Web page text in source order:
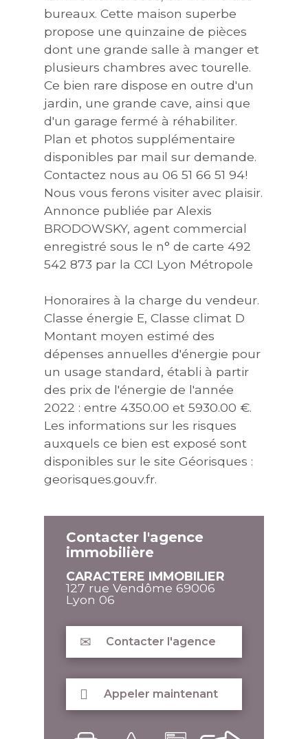
bureaux. Cette maison superbe
propose une quinzaine de pièces
dont une grande salle à manger et
plusieurs chambres avec tourelle.
Ce bien rare dispose en outre d'un
jardin, une grande cave, ainsi que
d'un garage fermé à réhabiliter.
Plan et photos supplémentaire
disponibles par mail sur demande.
Contactez nous au 06 51 66 51 94!
Nous vous ferons visiter avec plaisir.
Annonce publiée par Alexis
BRODOWSKY, agent commercial
enregistré sous le n° de carte 492
542 873 par la CCI Lyon Métropole
Honoraires à la charge du vendeur.
Classe énergie E, Classe climat D
Montant moyen estimé des
dépenses annuelles d'énergie pour
un usage standard, établi à partir
des prix de l'énergie de l'année
2022 : entre 4350.00 et 5930.00 €.
Les informations sur les risques
auxquels ce bien est exposé sont
disponibles sur le site Géorisques :
georisques.gouv.fr.
Contacter l'agence
immobilière
CARACTERE IMMOBILIER
127 rue Vendôme 69006
Lyon 06
Contacter l'agence
Appeler maintenant